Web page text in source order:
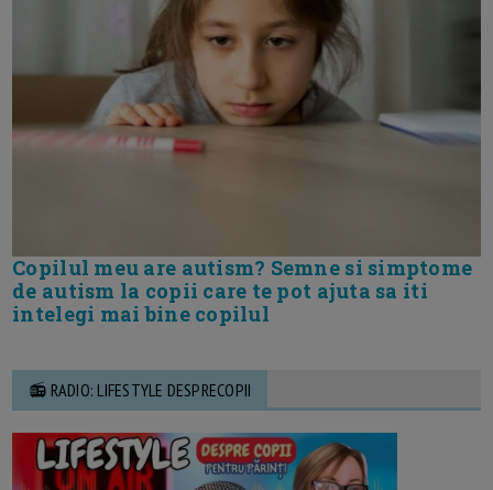
Copilul meu are autism? Semne si simptome
de autism la copii care te pot ajuta sa iti
intelegi mai bine copilul
📻 RADIO: LIFESTYLE DESPRECOPII